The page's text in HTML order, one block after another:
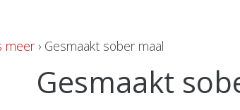
meer › Gesmaakt sober maal
Gesmaakt